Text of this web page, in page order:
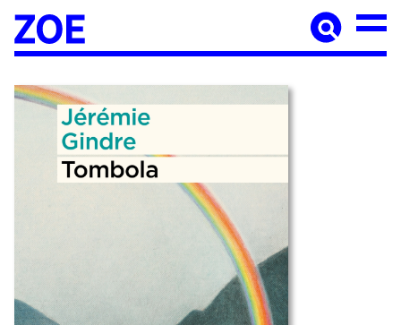
Accueil
À paraître
Catalogue
Auteur·ices
Agenda
Les éditions Zoé
Diffusion
Foreign rights